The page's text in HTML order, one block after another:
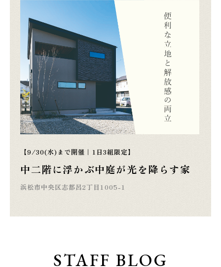
【9/30(水)まで開催｜1日3組限定】
中二階に浮かぶ中庭が光を降らす家
浜松市中央区志都呂2丁目1005-1
STAFF BLOG